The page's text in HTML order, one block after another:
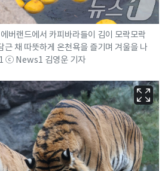
버랜드에서 카피바라들이 김이 모락모락
근 채 따뜻하게 온천욕을 즐기며 겨울을 나
ⓒ News1 김영운 기자